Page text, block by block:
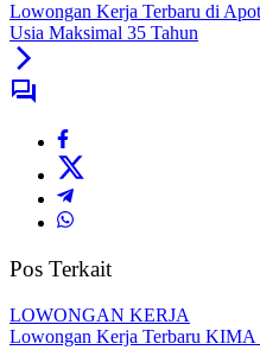
Lowongan Kerja Terbaru di
Usia Maksimal 35 Tahun
Pos Terkait
LOWONGAN KERJA
Lowongan Kerja Terbaru